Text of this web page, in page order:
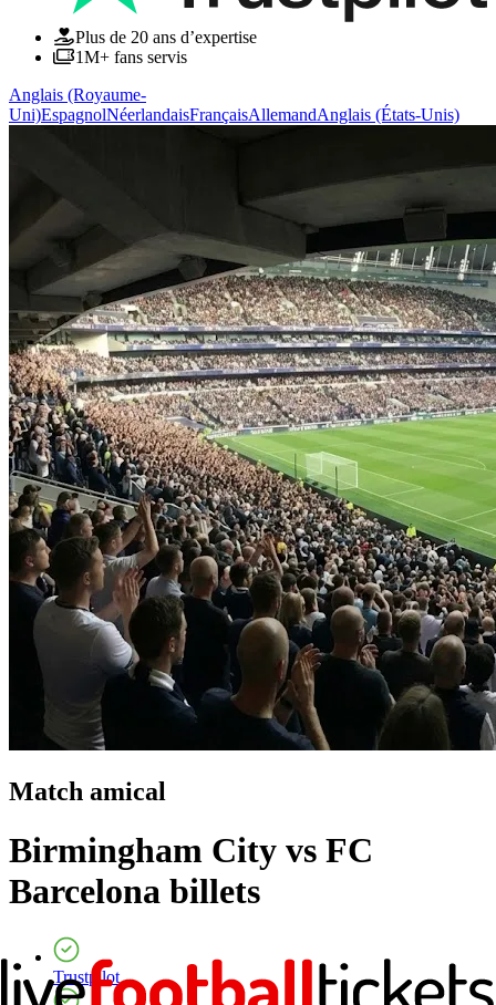
Plus de 20 ans d’expertise
1M+ fans servis
Anglais (Royaume-
Uni)EspagnolNéerlandaisFrançaisAllemandAnglais (États-Unis)
Match amical
Birmingham City vs FC
Barcelona billets
Trustpilot